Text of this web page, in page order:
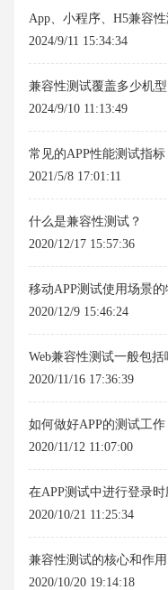
App、小程序、H5兼容
2024/9/11 15:34:34
兼容性测试覆盖多少机
2024/9/10 11:13:49
常见的APP性能测试指标
2021/5/8 17:01:11
什么是兼容性测试？
2020/12/17 15:57:36
移动APP测试使用场景的
2020/12/9 15:46:24
Web兼容性测试一般包括
2020/11/16 17:36:39
如何做好APP的测试工作
2020/11/12 11:07:00
在APP测试中进行登录
2020/10/21 11:25:34
兼容性测试的核心和作用
2020/10/20 19:14:18